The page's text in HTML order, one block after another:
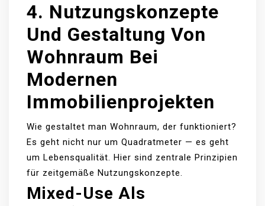
4. Nutzungskonzepte
Und Gestaltung Von
Wohnraum Bei
Modernen
Immobilienprojekten
Wie gestaltet man Wohnraum, der funktioniert?
Es geht nicht nur um Quadratmeter — es geht
um Lebensqualität. Hier sind zentrale Prinzipien
für zeitgemäße Nutzungskonzepte.
Mixed-Use Als